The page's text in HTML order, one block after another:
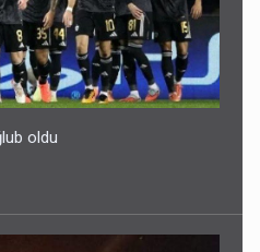
oldu